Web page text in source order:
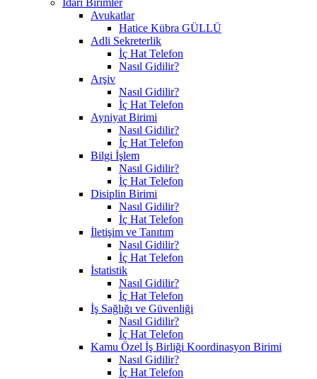
Avukatlar
Hatice Kübra GÜLLÜ
Adli Sekreterlik
İç Hat Telefon
Nasıl Gidilir?
Arşiv
Nasıl Gidilir?
İç Hat Telefon
Ayniyat Birimi
Nasıl Gidilir?
İç Hat Telefon
Bilgi İşlem
Nasıl Gidilir?
İç Hat Telefon
Disiplin Birimi
Nasıl Gidilir?
İç Hat Telefon
İletişim ve Tanıtım
Nasıl Gidilir?
İç Hat Telefon
İstatistik
Nasıl Gidilir?
İç Hat Telefon
İş Sağlığı ve Güvenliği
Nasıl Gidilir?
İç Hat Telefon
Kamu Özel İş Birliği Koordinasyon Birimi
Nasıl Gidilir?
İç Hat Telefon